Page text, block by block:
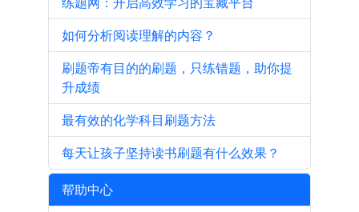
如何分析阅读理解的内容？
刷题帝有目的的刷题，只练错题，助你提
升成绩
最有效的化学科目刷题方法
每天让孩子坚持读书刷题有什么效果？
帮助中心